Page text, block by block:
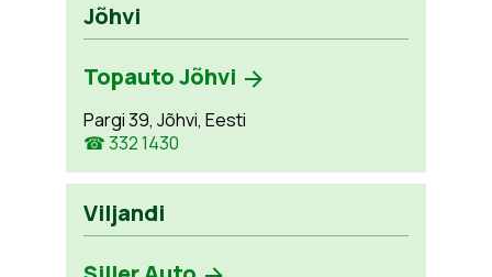
Jõhvi
Topauto Jõhvi
Pargi 39, Jõhvi, Eesti
☎ 332 1430
Viljandi